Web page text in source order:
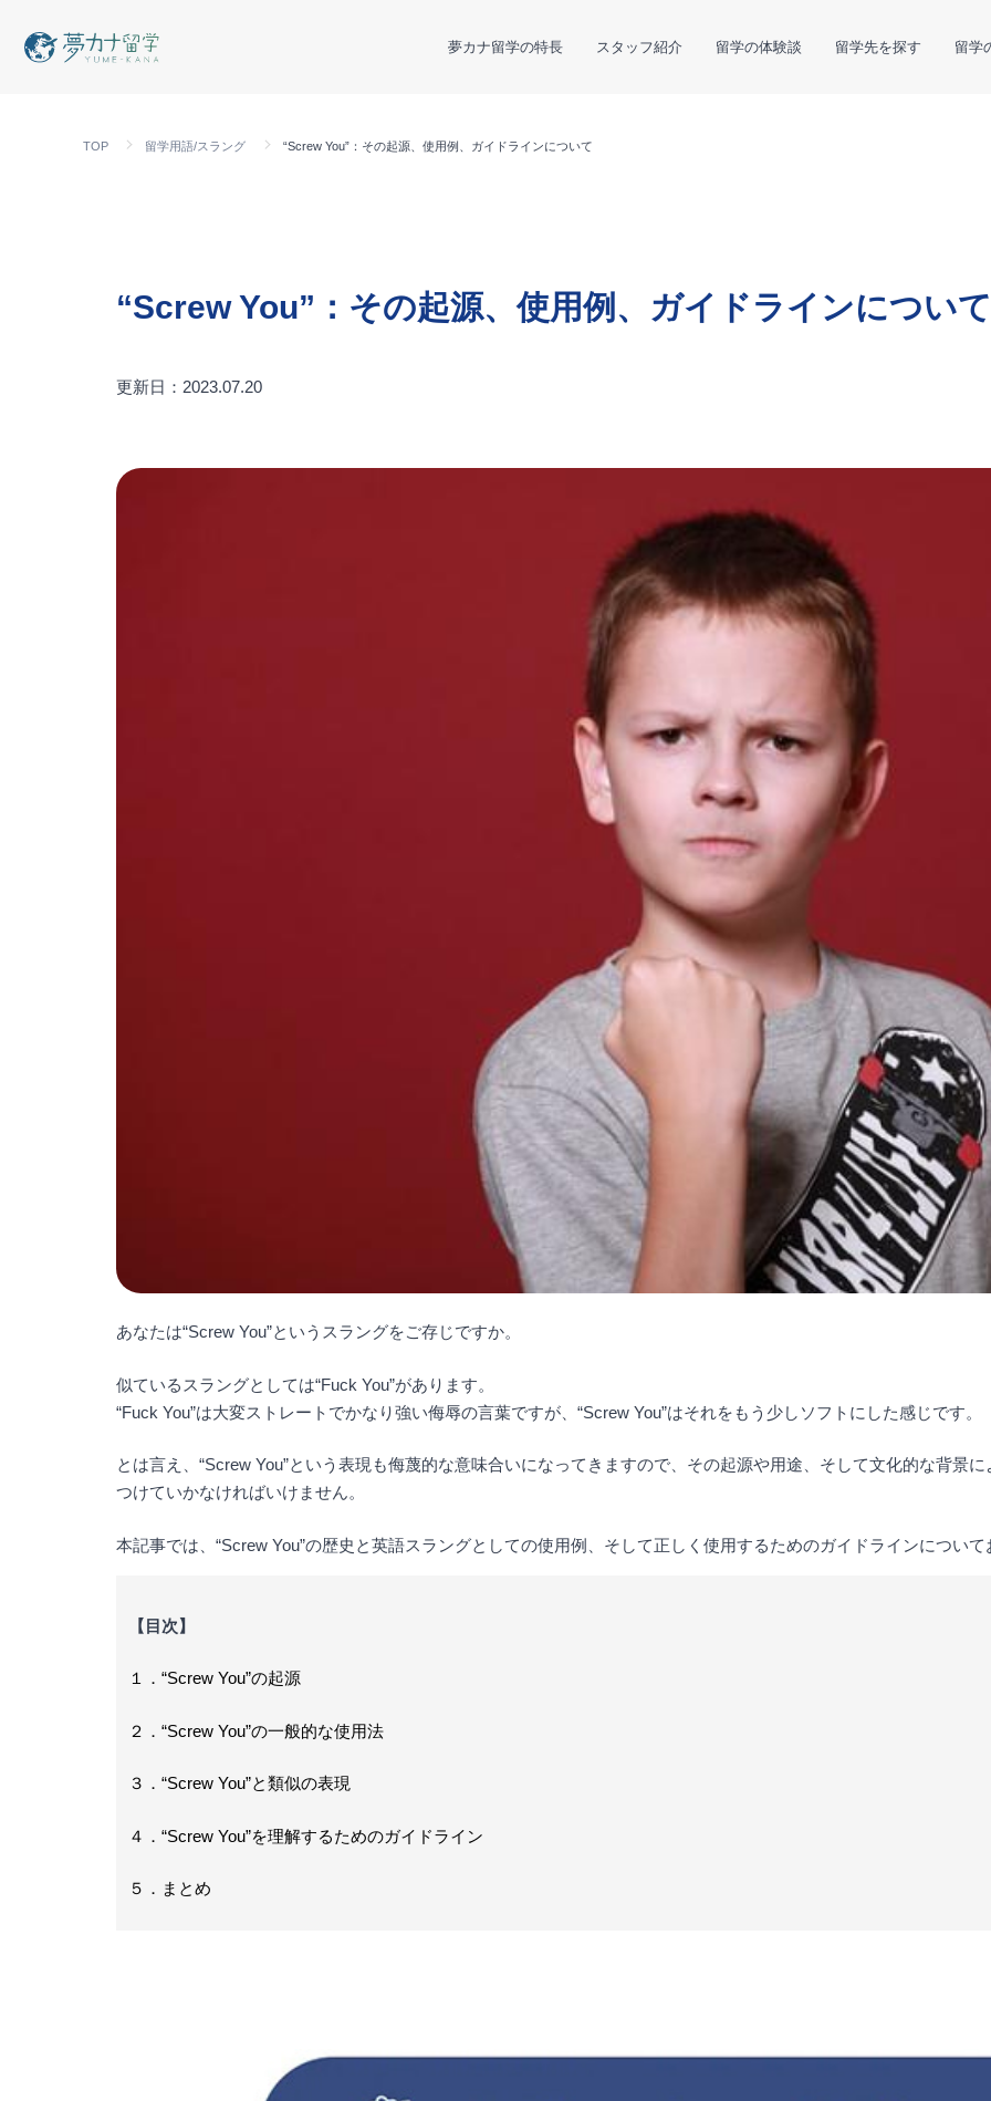
夢カナ留学の特長 スタッフ紹介 留学の体験談 留学先を探す 留学
TOP 留学用語/スラング “Screw You”：その起源、使用例、ガイドラインについて
“Screw You”：その起源、使用例、ガイドラインについて
更新日：2023.07.20
あなたは“Screw You”というスラングをご存じですか。
似ているスラングとしては“Fuck You”があります。
“Fuck You”は大変ストレートでかなり強い侮辱の言葉ですが、“Screw You”はそれをもう少しソフトにした感じです。
とは言え、“Screw You”という表現も侮蔑的な意味合いになってきますので、その起源や用途、そして文化的な背景
つけていかなければいけません。
本記事では、“Screw You”の歴史と英語スラングとしての使用例、そして正しく使用するためのガイドラインについて
【目次】
１．“Screw You”の起源
２．“Screw You”の一般的な使用法
３．“Screw You”と類似の表現
４．“Screw You”を理解するためのガイドライン
５．まとめ